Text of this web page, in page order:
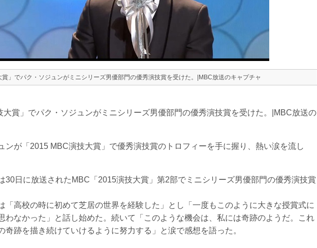
賞」でパク・ソジュンがミニシリーズ男優部門の優秀演技賞を受けた。|MBC放送のキャプチャ
大賞」でパク・ソジュンがミニシリーズ男優部門の優秀演技賞を受けた。|MBC放送の
ンが「2015 MBC演技大賞」で優秀演技賞のトロフィーを手に握り、熱い涙を流し
30日に放送されたMBC「2015演技大賞」第2部でミニシリーズ男優部門の優秀演技賞
「高校の時に初めて芝居の世界を経験した」とし「一度もこのように大きな授賞式に
わなかった」と話し始めた。続いて「このような機会は、私には奇跡のようだ。これ
奇跡を描き続けていけるように努力する」と涙で感想を語った。